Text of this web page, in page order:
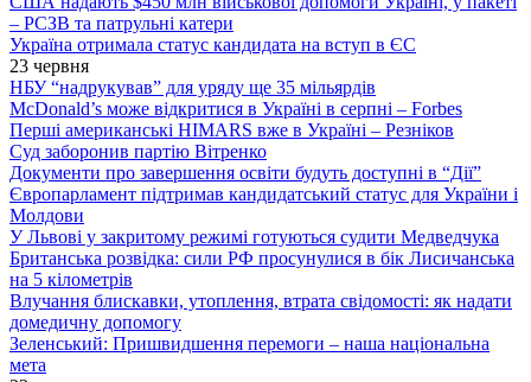
– РСЗВ та патрульні катери
Україна отримала статус кандидата на вступ в ЄС
23 червня
НБУ “надрукував” для уряду ще 35 мільярдів
McDonald’s може відкритися в Україні в серпні – Forbes
Перші американські HIMARS вже в Україні – Резніков
Суд заборонив партію Вітренко
Документи про завершення освіти будуть доступні в “Дії”
Європарламент підтримав кандидатський статус для України і
Молдови
У Львові у закритому режимі готуються судити Медведчука
Британська розвідка: сили РФ просунулися в бік Лисичанська
на 5 кілометрів
Влучання блискавки, утоплення, втрата свідомості: як надати
домедичну допомогу
Зеленський: Пришвидшення перемоги – наша національна
мета